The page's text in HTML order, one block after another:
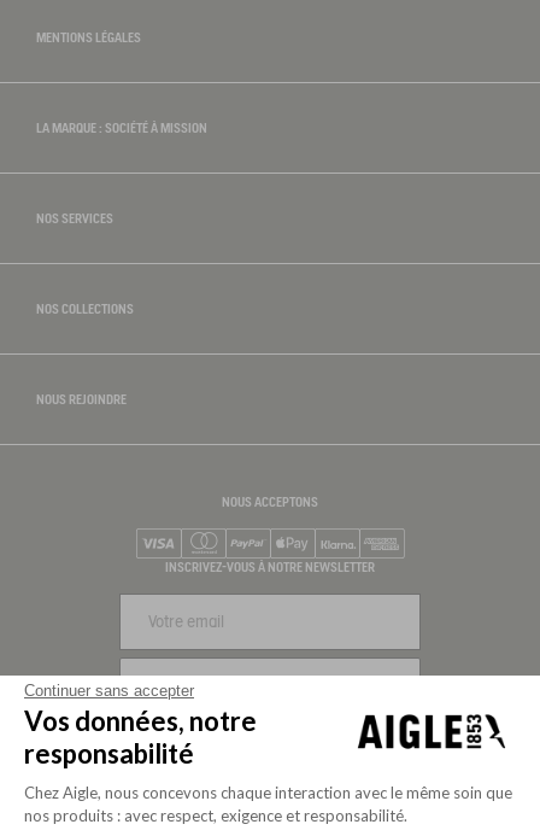
MENTIONS LÉGALES
LA MARQUE : SOCIÉTÉ À MISSION
NOS SERVICES
NOS COLLECTIONS
NOUS REJOINDRE
NOUS ACCEPTONS
Visa Mastercard
PayPalApple PayKlarna
INSCRIVEZ-VOUS À NOTRE NEWSLETTER
Continuer sans accepter
Vos données, notre
responsabilité
Chez Aigle, nous concevons chaque interaction avec le même soin que
nos produits : avec respect, exigence et responsabilité.